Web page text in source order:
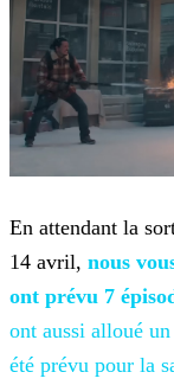
En attendant la
14 avril, nous
ont prévu 7
ont aussi alloué
été prévu pour la